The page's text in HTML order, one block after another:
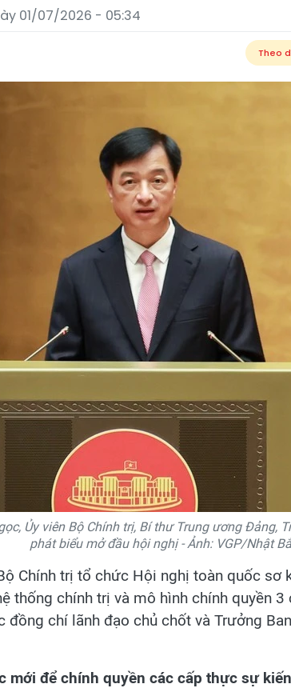
01/07/2026 - 05:34
Theo
Ủy viên Bộ Chính trị, Bí thư Trung ương Đảng,
phát biểu mở đầu hội nghị - Ảnh: VGP/Nhật
Chính trị tổ chức Hội nghị toàn quốc sơ
thống chính trị và mô hình chính quyền 3
đồng chí lãnh đạo chủ chốt và Trưởng
mới để chính quyền các cấp thực sự